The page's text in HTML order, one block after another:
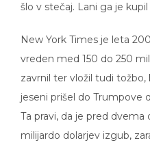
šlo v stečaj. Lani ga je
New York Times je leta
vreden med 150 do 250
zavrnil ter vložil tudi tožbo,
jeseni prišel do Trumpove
Ta pravi, da je pred
milijardo dolarjev izgub,